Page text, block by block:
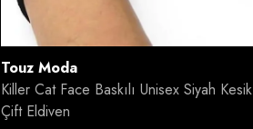
Satıcı:
Touz Moda
Killer Cat Face Baskılı Unisex Siyah Kesik
Çift Eldiven